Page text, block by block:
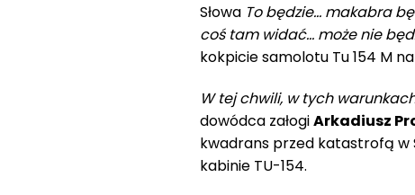
Słowa To będzie… makabra
coś tam widać… może nie
kokpicie samolotu Tu 154 M
W tej chwili, w tych
dowódca załogiArkadiusz
kwadrans przed katastrofą w
kabinie TU-154.